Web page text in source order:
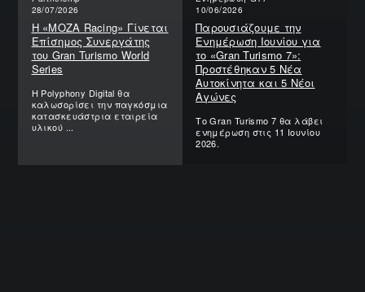
28/07/2026
Η «MOZA Racing» Γίνεται
Επίσημος Συνεργάτης
του Gran Turismo World
Series
Η Polyphony Digital θα
καλωσορίσει την παγκόσμια
κατασκευάστρια εταιρεία
υλικού ...
10/06/2026
Παρουσιάζουμε την
Ενημέρωση Ιουνίου για
το «Gran Turismo 7»:
Προστέθηκαν 5 Νέα
Αυτοκίνητα και 5 Νέοι
Αγώνες
Το Gran Turismo 7 θα λάβει
ενημέρωση στις 11 Ιουνίου
2026.